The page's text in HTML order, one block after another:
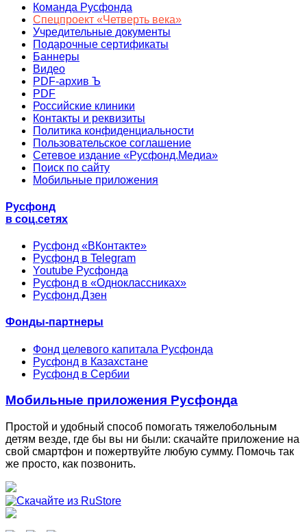
Команда Русфонда
Спецпроект «Четверть века»
Учредительные документы
Подарочные сертификаты
Баннеры
Видео
PDF-архив Ъ
PDF
Российские клиники
Контакты и реквизиты
Политика конфиденциальности
Пользовательское соглашение
Сетевое издание «Русфонд.Медиа»
Поиск по сайту
Мобильные приложения
Русфонд
в соц.сетях
Русфонд «ВКонтакте»
Русфонд в Telegram
Youtube Русфонда
Русфонд в «Одноклассниках»
Русфонд.Дзен
Фонды-партнеры
Фонд целевого капитала Русфонда
Русфонд в Казахстане
Русфонд в Сербии
Мобильные приложения Русфонда
Простой и удобный способ помогать тяжелобольным
детям везде, где бы вы ни были: скачайте приложение на
свой смартфон и пожертвуйте любую сумму. Помочь так
же просто, как позвонить.